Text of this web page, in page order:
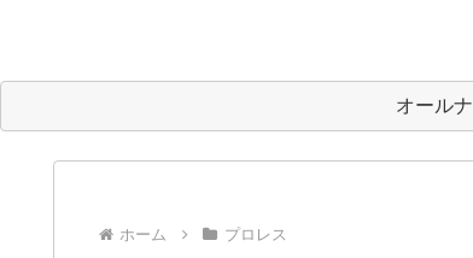
オール
ホーム プロレス